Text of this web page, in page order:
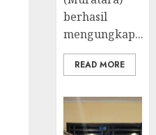
berhasil
mengungkap...
READ MORE